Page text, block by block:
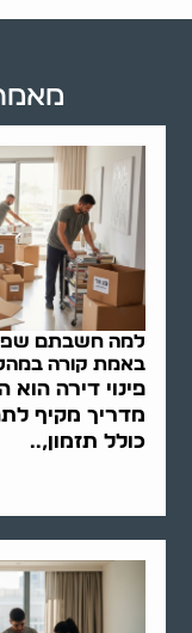
למה חשבתם
באמת קורה
פינוי דירה
מדריך מקיף
כולל תזמון,..